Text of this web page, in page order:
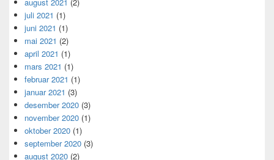
juli 2021 (1)
juni 2021 (1)
mai 2021 (2)
april 2021 (1)
mars 2021 (1)
februar 2021 (1)
januar 2021 (3)
desember 2020 (3)
november 2020 (1)
oktober 2020 (1)
september 2020 (3)
august 2020 (2)